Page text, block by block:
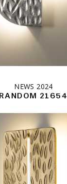
NEWS 2024
RANDOM 21654